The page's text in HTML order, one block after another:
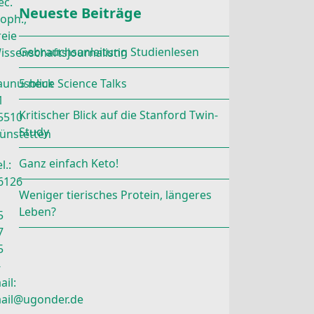
Neueste Beiträge
Gebrauchsanleitung Studienlesen
5 neue Science Talks
Kritischer Blick auf die Stanford Twin-
Study
Ganz einfach Keto!
Weniger tierisches Protein, längeres
Leben?